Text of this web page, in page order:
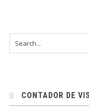
CONTADOR DE